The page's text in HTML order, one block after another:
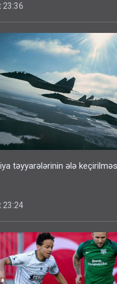
23:36
təyyarələrinin ələ
23:24